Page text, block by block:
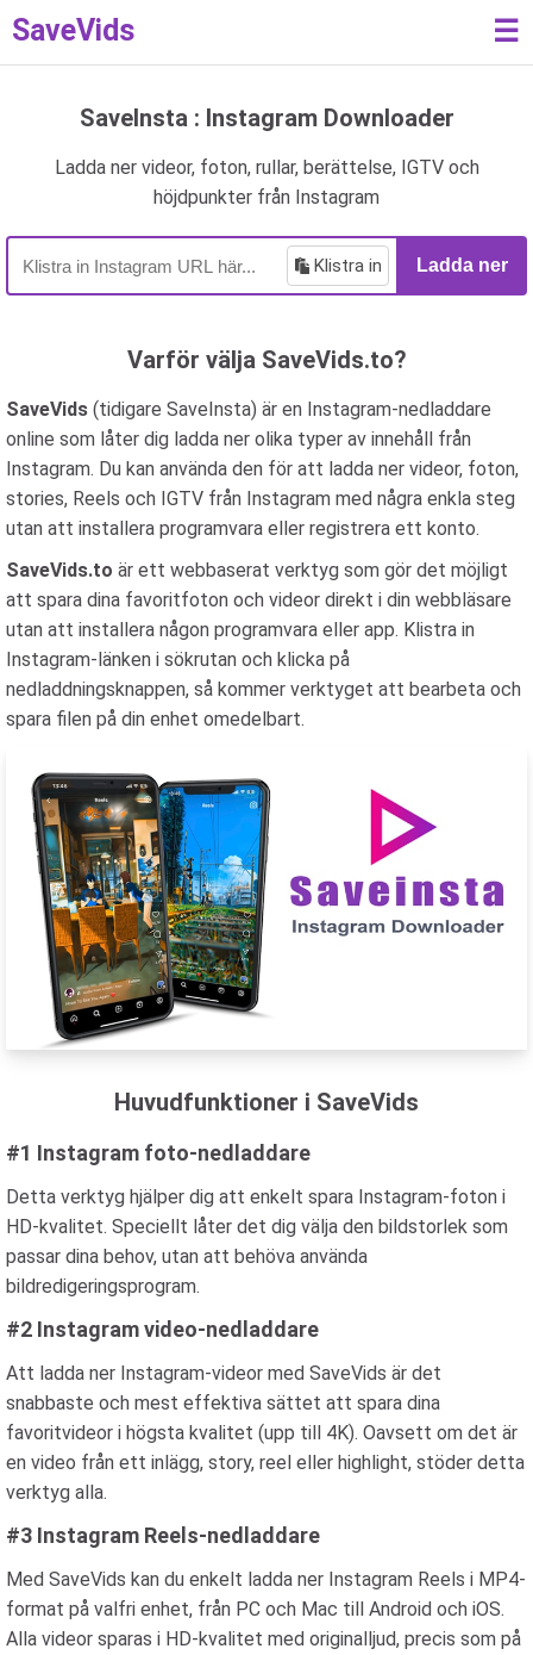
SaveVids ☰
SaveInsta : Instagram Downloader
Ladda ner videor, foton, rullar, berättelse, IGTV och
höjdpunkter från Instagram
Klistra in Ladda ner
Varför välja SaveVids.to?
SaveVids (tidigare SaveInsta) är en Instagram-nedladdare
online som låter dig ladda ner olika typer av innehåll från
Instagram. Du kan använda den för att ladda ner videor, foton,
stories, Reels och IGTV från Instagram med några enkla steg
utan att installera programvara eller registrera ett konto.
SaveVids.to är ett webbaserat verktyg som gör det möjligt
att spara dina favoritfoton och videor direkt i din webbläsare
utan att installera någon programvara eller app. Klistra in
Instagram-länken i sökrutan och klicka på
nedladdningsknappen, så kommer verktyget att bearbeta och
spara filen på din enhet omedelbart.
Huvudfunktioner i SaveVids
#1 Instagram foto-nedladdare
Detta verktyg hjälper dig att enkelt spara Instagram-foton i
HD-kvalitet. Speciellt låter det dig välja den bildstorlek som
passar dina behov, utan att behöva använda
bildredigeringsprogram.
#2 Instagram video-nedladdare
Att ladda ner Instagram-videor med SaveVids är det
snabbaste och mest effektiva sättet att spara dina
favoritvideor i högsta kvalitet (upp till 4K). Oavsett om det är
en video från ett inlägg, story, reel eller highlight, stöder detta
verktyg alla.
#3 Instagram Reels-nedladdare
Med SaveVids kan du enkelt ladda ner Instagram Reels i MP4-
format på valfri enhet, från PC och Mac till Android och iOS.
Alla videor sparas i HD-kvalitet med originalljud, precis som på